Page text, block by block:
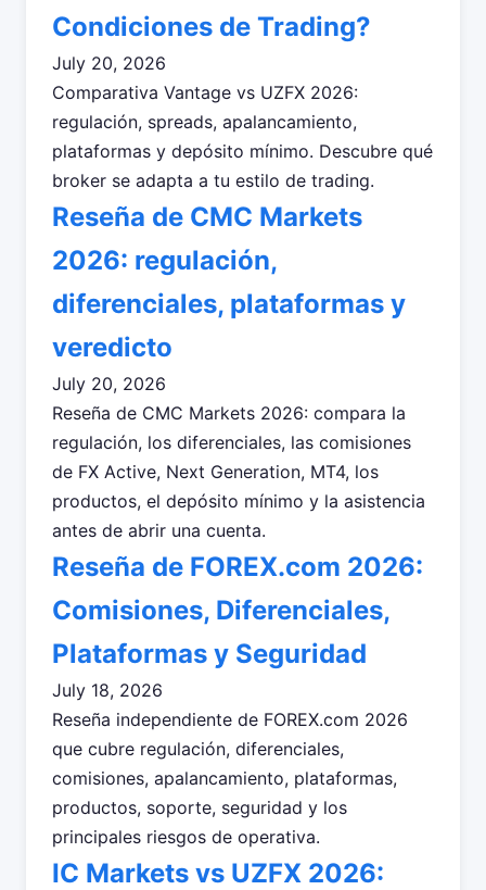
Condiciones de Trading?
July 20, 2026
Comparativa Vantage vs UZFX 2026:
regulación, spreads, apalancamiento,
plataformas y depósito mínimo. Descubre qué
broker se adapta a tu estilo de trading.
Reseña de CMC Markets
2026: regulación,
diferenciales, plataformas y
veredicto
July 20, 2026
Reseña de CMC Markets 2026: compara la
regulación, los diferenciales, las comisiones
de FX Active, Next Generation, MT4, los
productos, el depósito mínimo y la asistencia
antes de abrir una cuenta.
Reseña de FOREX.com 2026:
Comisiones, Diferenciales,
Plataformas y Seguridad
July 18, 2026
Reseña independiente de FOREX.com 2026
que cubre regulación, diferenciales,
comisiones, apalancamiento, plataformas,
productos, soporte, seguridad y los
principales riesgos de operativa.
IC Markets vs UZFX 2026: